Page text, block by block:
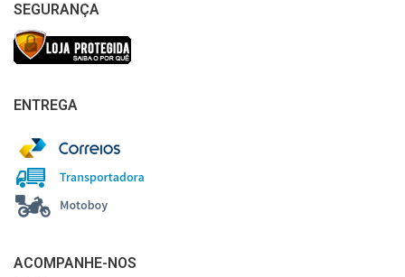
SEGURANÇA
ENTREGA
ACOMPANHE-NOS